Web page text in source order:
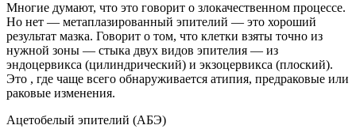
Многие думают, что это говорит о злокачественном процессе.
Но нет — метаплазированный эпителий — это хороший
результат мазка. Говорит о том, что клетки взяты точно из
нужной зоны — стыка двух видов эпителия — из
эндоцервикса (цилиндрический) и экзоцервикса (плоский).
Это , где чаще всего обнаруживается атипия, предраковые или
раковые изменения.
Ацетобелый эпителий (АБЭ)